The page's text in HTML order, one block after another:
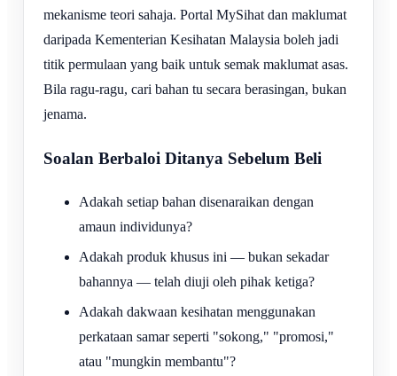
mekanisme teori sahaja. Portal MySihat dan maklumat
daripada Kementerian Kesihatan Malaysia boleh jadi
titik permulaan yang baik untuk semak maklumat asas.
Bila ragu-ragu, cari bahan tu secara berasingan, bukan
jenama.
Soalan Berbaloi Ditanya Sebelum Beli
Adakah setiap bahan disenaraikan dengan
amaun individunya?
Adakah produk khusus ini — bukan sekadar
bahannya — telah diuji oleh pihak ketiga?
Adakah dakwaan kesihatan menggunakan
perkataan samar seperti "sokong," "promosi,"
atau "mungkin membantu"?